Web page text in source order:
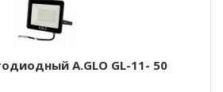
A.GLO GL-11- 50